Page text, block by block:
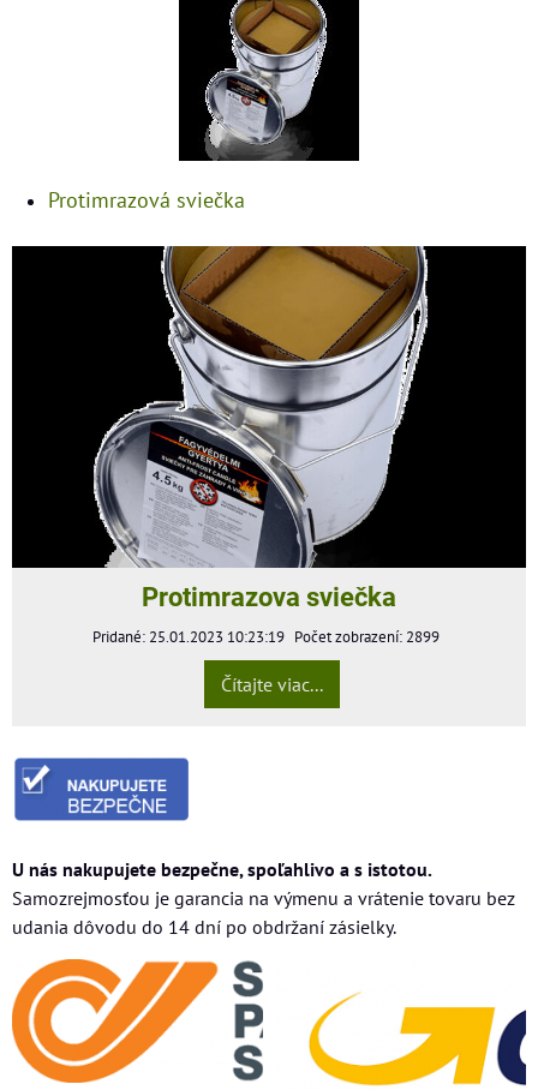
Protimrazová sviečka
Protimrazova sviečka
Pridané: 25.01.2023 10:23:19 Počet zobrazení: 2899
Čítajte viac...
U nás nakupujete bezpečne, spoľahlivo a s istotou.
Samozrejmosťou je garancia na výmenu a vrátenie tovaru bez
udania dôvodu do 14 dní po obdržaní zásielky.